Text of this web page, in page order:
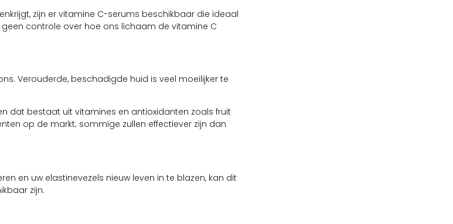
zijn er vitamine C-serums beschikbaar die ideaal
controle over hoe ons lichaam de vitamine C
Verouderde, beschadigde huid is veel moeilijker te
dat bestaat uit vitamines en antioxidanten zoals fruit
op de markt; sommige zullen effectiever zijn dan
en uw elastinevezels nieuw leven in te blazen, kan dit
zijn.